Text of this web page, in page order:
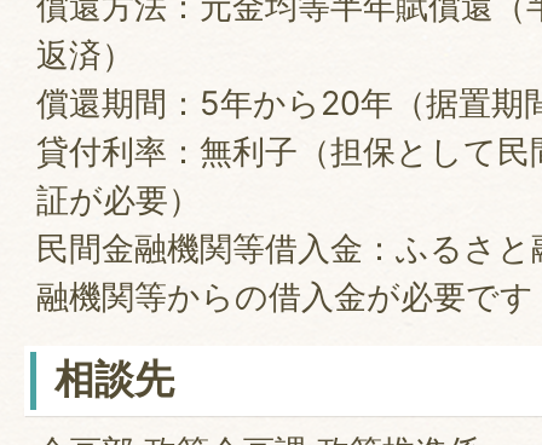
返済）
償還期間：5年から20年（据置期
貸付利率：無利子（担保として
証が必要）
民間金融機関等借入金：ふるさ
融機関等からの借入金が必要です
相談先